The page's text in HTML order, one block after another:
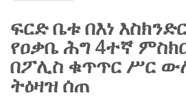
ፍርድ ቤቱ በእነ
የዐቃቤ ሕግ 4ተኛ
በፖሊስ ቁጥጥር ሥር
ትዕዛዝ ሰጠ